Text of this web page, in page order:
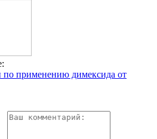
по применению димексида от